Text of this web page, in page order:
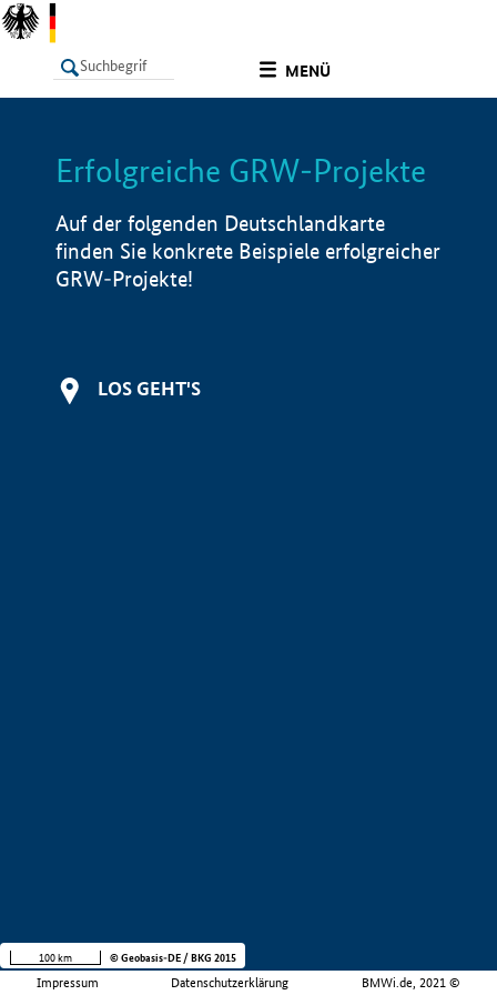
MENÜ
LISTE Info
Erfolgreiche GRW-Projekte
Auf der folgenden Deutschlandkarte
finden Sie konkrete Beispiele erfolgreicher
GRW-Projekte!
LOS GEHT'S
Impressum Datenschutzerklärung BMWi.de, 2021 ©
100 km © Geobasis-DE / BKG 2015